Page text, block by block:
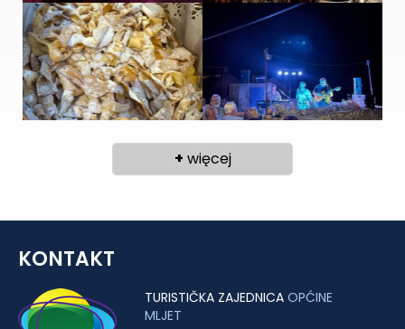
+ więcej
KONTAKT
TURISTIČKA ZAJEDNICA OPĆINE
MLJET